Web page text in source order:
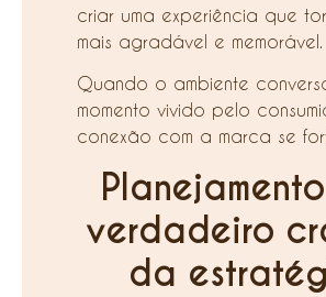
criar uma experiência que
mais agradável e memorável.
Quando o ambiente
momento vivido pelo
conexão com a marca se
verdadeiro
da